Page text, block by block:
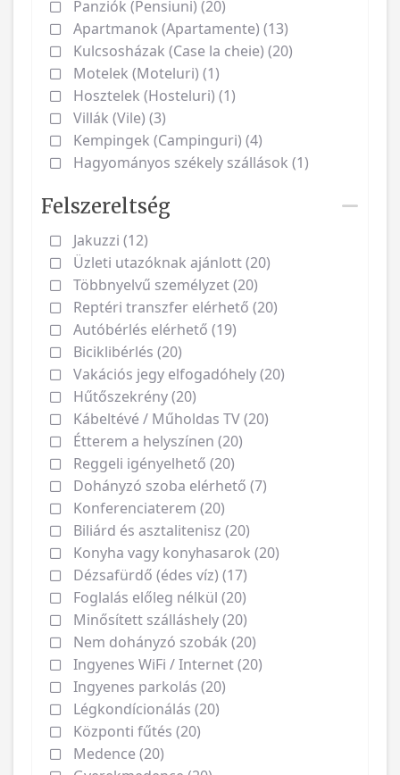
Panziók (Pensiuni) (20)
Apartmanok (Apartamente) (13)
Kulcsosházak (Case la cheie) (20)
Motelek (Moteluri) (1)
Hosztelek (Hosteluri) (1)
Villák (Vile) (3)
Kempingek (Campinguri) (4)
Hagyományos székely szállások (1)
Felszereltség
Jakuzzi (12)
Üzleti utazóknak ajánlott (20)
Többnyelvű személyzet (20)
Reptéri transzfer elérhető (20)
Autóbérlés elérhető (19)
Biciklibérlés (20)
Vakációs jegy elfogadóhely (20)
Hűtőszekrény (20)
Kábeltévé / Műholdas TV (20)
Étterem a helyszínen (20)
Reggeli igényelhető (20)
Dohányzó szoba elérhető (7)
Konferenciaterem (20)
Biliárd és asztalitenisz (20)
Konyha vagy konyhasarok (20)
Dézsafürdő (édes víz) (17)
Foglalás előleg nélkül (20)
Minősített szálláshely (20)
Nem dohányzó szobák (20)
Ingyenes WiFi / Internet (20)
Ingyenes parkolás (20)
Légkondícionálás (20)
Központi fűtés (20)
Medence (20)